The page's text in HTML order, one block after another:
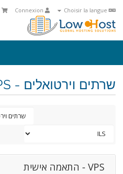
שרתים וירטואלים - VPS
VPS - התאמה אישית